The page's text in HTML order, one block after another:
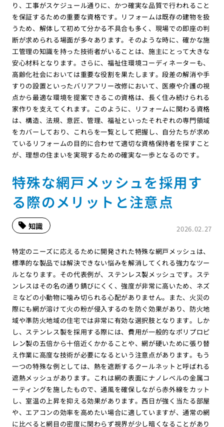
り、工事がスケジュール通りに、かつ確実な品質で行われること
を保証するための重要な資格です。リフォームは既存の建物を扱
うため、解体して初めて分かる不具合も多く、現場での即座の判
断が求められる場面が多々あります。そのような時に、確かな施
工管理の知識を持った技術者がいることは、施主にとって大きな
安心材料となります。さらに、福祉住環境コーディネーターも、
高齢化社会においては重要な役割を果たします。段差の解消や手
すりの設置といったバリアフリー改修において、医療や介護の視
点から最適な環境を提案できるこの資格は、長く住み続けられる
家作りを支えてくれます。このように、リフォームに関わる資格
は、構造、法規、意匠、管理、福祉といったそれぞれの専門領域
をカバーしており、これらを一覧として把握し、自分たちが求め
ているリフォームの目的に合わせて適切な資格保持者を探すこと
が、理想の住まいを実現するための確実な一歩となるのです。
特殊な網戸メッシュを採用す
る際のメリットと注意点
2026.02.27
知識
特定のニーズに応えるために開発された特殊な網戸メッシュは、
標準的な製品では解決できない悩みを解消してくれる強力なツー
ルとなります。その代表例が、ステンレス製メッシュです。ステ
ンレスはその名の通り錆びにくく、強度が非常に高いため、ネズ
ミなどの小動物に噛み切られる心配がありません。また、火災の
際にも網が溶けて火の粉が侵入するのを防ぐ効果があり、防火地
域や準防火地域の住宅では非常に有効な選択肢となります。しか
し、ステンレス製を採用する際には、費用が一般的なポリプロピ
レン製の五倍から十倍近くかかることや、網が硬いために張り替
え作業に高度な技術が必要になるという注意点があります。もう
一つの特殊な例としては、熱を遮断するクールネットと呼ばれる
遮熱メッシュがあります。これは網の表面にナノレベルの金属コ
ーティングを施したもので、通風を確保しながら赤外線をカット
し、室温の上昇を抑える効果があります。西日が強く当たる部屋
や、エアコンの効率を高めたい場合に適していますが、通常の網
に比べると網目の密度に関わらず視界が少し暗くなることがあり